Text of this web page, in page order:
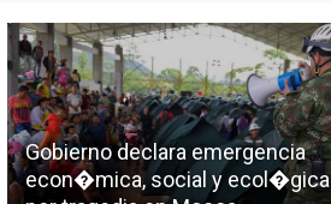
Gobierno declara emergencia
econ�mica, social y ecol�gica